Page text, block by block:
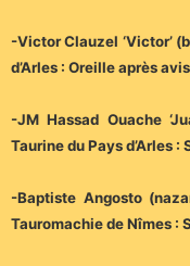
-Victor Clauzel ‘Victor’
d’Arles : Oreille après
-JM Hassad Ouache
Taurine du Pays d’Arles
-Baptiste Angosto
Tauromachie de Nîmes :